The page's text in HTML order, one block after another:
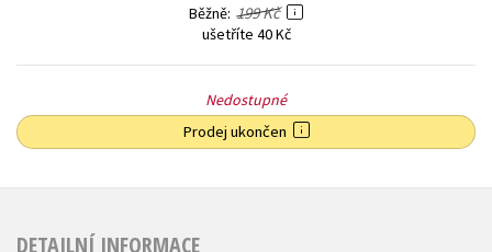
Běžně 199 Kč
ušetříte 40 Kč
Nedostupné
Prodej ukončen
DETAILNÍ INFORMACE